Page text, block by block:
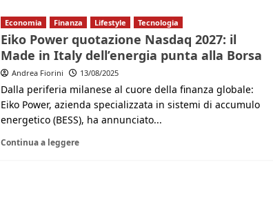
Economia Finanza Lifestyle Tecnologia
Eiko Power quotazione Nasdaq 2027: il
Made in Italy dell’energia punta alla Borsa
Andrea Fiorini 13/08/2025
Dalla periferia milanese al cuore della finanza globale:
Eiko Power, azienda specializzata in sistemi di accumulo
energetico (BESS), ha annunciato...
Continua a leggere